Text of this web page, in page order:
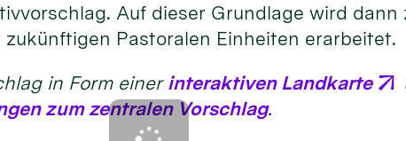
Auf dieser Grund­lage wird
Pastora­len Ein­hei­ten er­ar­bei­tet.
in Form einer inter­aktiven Land­karte
zum zen­tralen Vor­schlag.